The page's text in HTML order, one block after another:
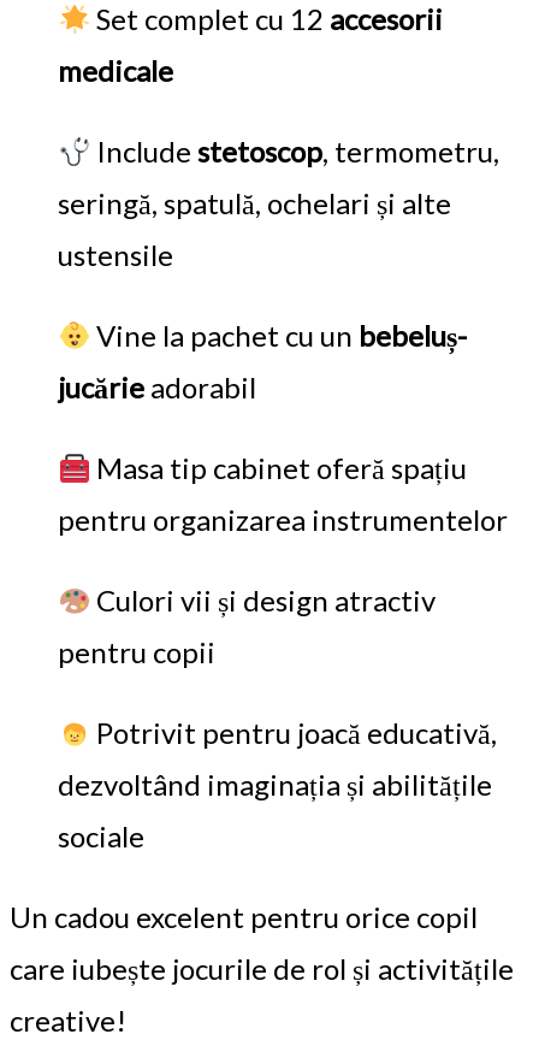
Set complet cu 12 accesorii
medicale
Includestetoscop, termometru,
seringă, spatulă, ochelari și alte
ustensile
Vine la pachet cu un bebeluș-
jucărie adorabil
Masa tip cabinet oferă spațiu
pentru organizarea instrumentelor
Culori vii și design atractiv
pentru copii
Potrivit pentru joacă educativă,
dezvoltând imaginația și abilitățile
sociale
Un cadou excelent pentru orice copil
care iubește jocurile de rol și activitățile
creative!